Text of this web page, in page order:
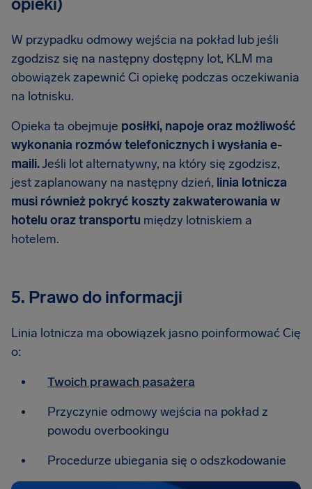
W przypadku odmowy wejścia na pokład lub jeśli
zgodzisz się na następny dostępny lot, KLM ma
obowiązek zapewnić Ci opiekę podczas oczekiwania
na lotnisku.
Opieka ta obejmuje posiłki, napoje oraz możliwość
wykonania rozmów telefonicznych i wysłania e-
maili.Jeśli lot alternatywny, na który się zgodzisz,
jest zaplanowany na następny dzień, linia lotnicza
musi również pokryć koszty zakwaterowania w
hotelu oraz transportu między lotniskiem a
hotelem.
5. Prawo do informacji
Linia lotnicza ma obowiązek jasno poinformować Cię
o:
Twoich prawach pasażera
Przyczynie odmowy wejścia na pokład z
powodu overbookingu
Procedurze ubiegania się o odszkodowanie